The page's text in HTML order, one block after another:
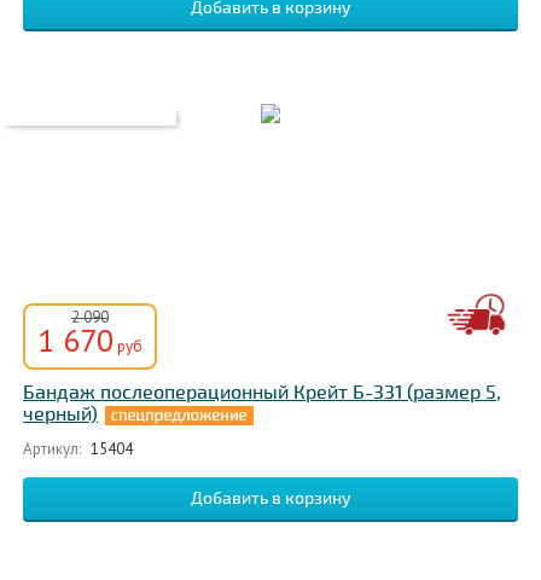
2 090
1 670 руб
Бандаж послеоперационный Крейт Б-331 (размер 5,
черный)
Артикул: 15404